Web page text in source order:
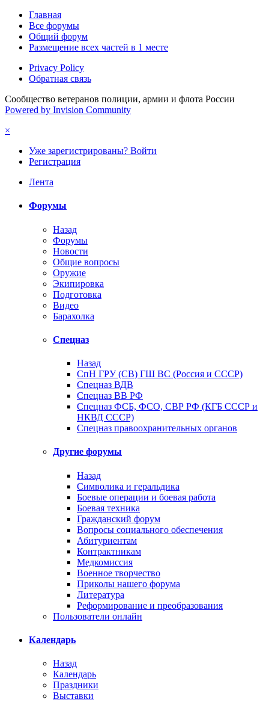
Главная
Все форумы
Общий форум
Размещение всех частей в 1 месте
Privacy Policy
Обратная связь
Сообщество ветеранов полиции, армии и флота России
Powered by Invision Community
×
Уже зарегистрированы? Войти
Регистрация
Лента
Форумы
Назад
Форумы
Новости
Общие вопросы
Оружие
Экипировка
Подготовка
Видео
Барахолка
Спецназ
Назад
СпН ГРУ (СВ) ГШ ВС (Россия и СССР)
Спецназ ВДВ
Спецназ ВВ РФ
Спецназ ФСБ, ФСО, СВР РФ (КГБ СССР и
НКВД СССР)
Спецназ правоохранительных органов
Другие форумы
Назад
Символика и геральдика
Боевые операции и боевая работа
Боевая техника
Гражданский форум
Вопросы социального обеспечения
Абитуриентам
Контрактникам
Медкомиссия
Военное творчество
Приколы нашего форума
Литература
Реформирование и преобразования
Пользователи онлайн
Календарь
Назад
Календарь
Праздники
Выставки